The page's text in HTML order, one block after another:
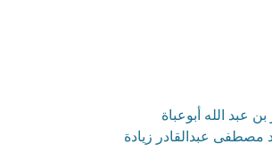
عبد الله أبوعباة
مصطفى عبدالقادر زيادة